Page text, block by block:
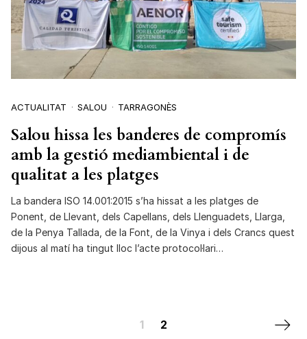
ACTUALITAT SALOU TARRAGONÈS
Salou hissa les banderes de compromís
amb la gestió mediambiental i de
qualitat a les platges
La bandera ISO 14.001:2015 s’ha hissat a les platges de
Ponent, de Llevant, dels Capellans, dels Llenguadets, Llarga,
de la Penya Tallada, de la Font, de la Vinya i dels Crancs quest
dijous al matí ha tingut lloc l’acte protocol·lari…
Posts navigation
1 2 Next